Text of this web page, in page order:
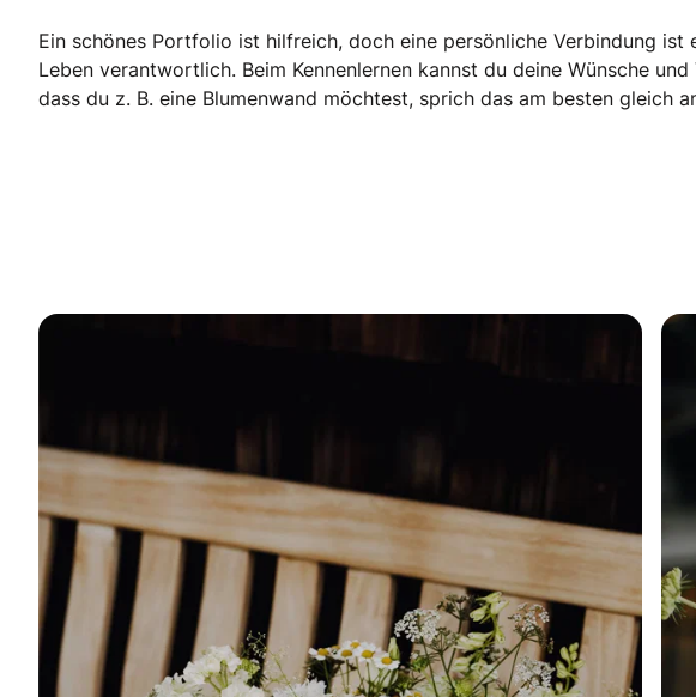
Ein schönes Portfolio ist hilfreich, doch eine persönliche Verbindung
Leben verantwortlich. Beim Kennenlernen kannst du deine Wünsche
dass du z. B. eine Blumenwand möchtest, sprich das am besten gleich